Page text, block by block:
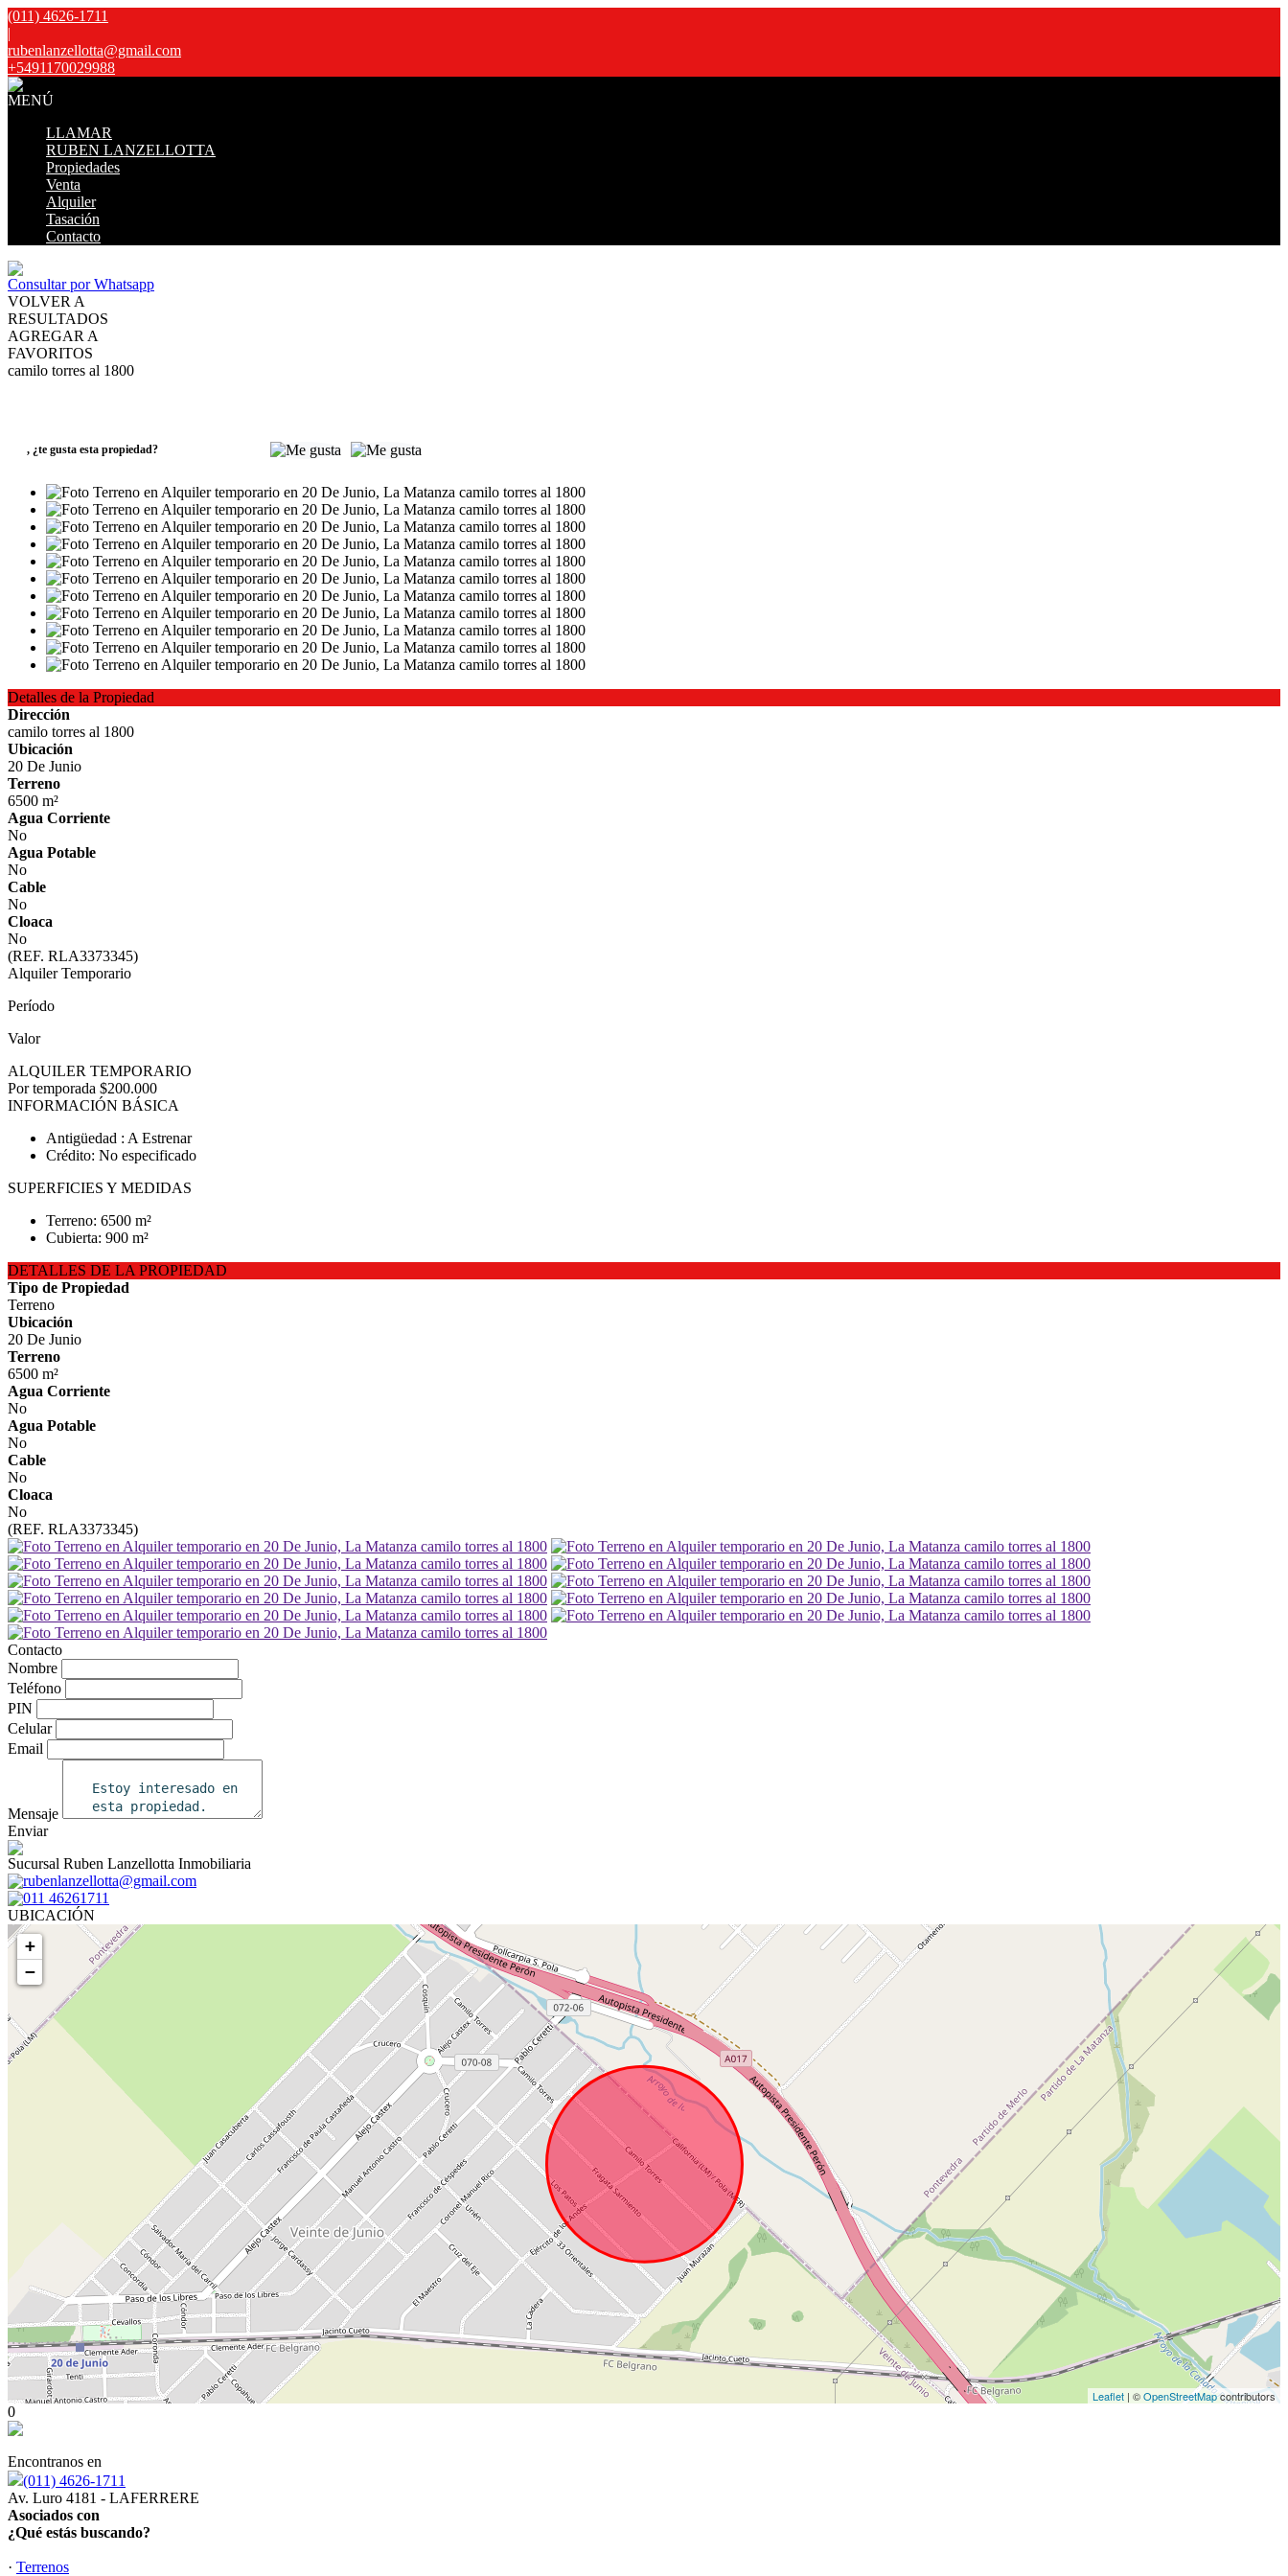
(011) 4626-1711
|
rubenlanzellotta@gmail.com
+5491170029988
MENÚ
LLAMAR
RUBEN LANZELLOTTA
Propiedades
Venta
Alquiler
Tasación
Contacto
Consultar por Whatsapp
VOLVER A
RESULTADOS
AGREGAR A
FAVORITOS
camilo torres al 1800
, ¿te gusta esta propiedad?
Detalles de la Propiedad
Dirección
camilo torres al 1800
Ubicación
20 De Junio
Terreno
6500 m²
Agua Corriente
No
Agua Potable
No
Cable
No
Cloaca
No
(REF. RLA3373345)
Alquiler Temporario
Período
Valor
ALQUILER TEMPORARIO
Por temporada $200.000
INFORMACIÓN BÁSICA
Antigüedad : A Estrenar
Crédito: No especificado
SUPERFICIES Y MEDIDAS
Terreno: 6500 m²
Cubierta: 900 m²
DETALLES DE LA PROPIEDAD
Tipo de Propiedad
Terreno
Ubicación
20 De Junio
Terreno
6500 m²
Agua Corriente
No
Agua Potable
No
Cable
No
Cloaca
No
(REF. RLA3373345)
Contacto
Nombre
Teléfono
PIN
Celular
Email
Mensaje
Enviar
Sucursal Ruben Lanzellotta Inmobiliaria
rubenlanzellotta@gmail.com
011 46261711
UBICACIÓN
+
−
Leaflet | ©OpenStreetMapcontributors
0
Encontranos en
(011) 4626-1711
Av. Luro 4181 - LAFERRERE
Asociados con
¿Qué estás buscando?
· Terrenos